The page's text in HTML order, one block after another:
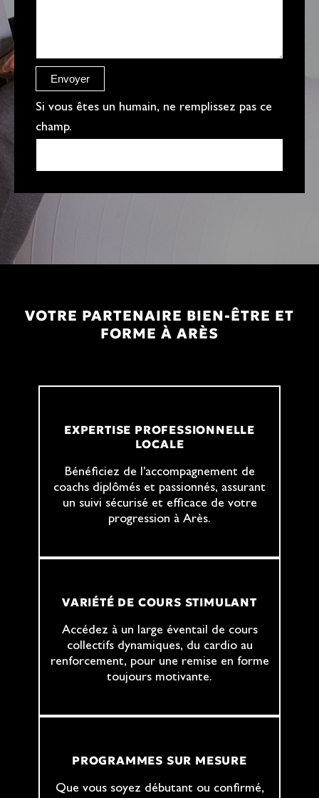
e
f
Envoyer
Si vous êtes un humain, ne remplissez pas ce
champ.
VOTRE PARTENAIRE BIEN-ÊTRE ET
FORME À ARÈS
EXPERTISE PROFESSIONNELLE
LOCALE
Bénéficiez de l'accompagnement de
coachs diplômés et passionnés, assurant
un suivi sécurisé et efficace de votre
progression à Arès.
VARIÉTÉ DE COURS STIMULANT
Accédez à un large éventail de cours
collectifs dynamiques, du cardio au
renforcement, pour une remise en forme
toujours motivante.
PROGRAMMES SUR MESURE
Que vous soyez débutant ou confirmé,